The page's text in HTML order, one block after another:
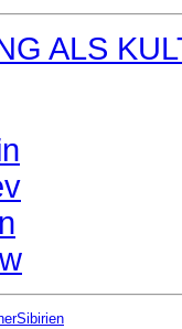
ALS